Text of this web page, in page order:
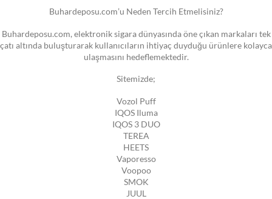
Buhardeposu.com’u Neden Tercih Etmelisiniz?
Buhardeposu.com, elektronik sigara dünyasında öne çıkan markaları tek
çatı altında buluşturarak kullanıcıların ihtiyaç duyduğu ürünlere kolayca
ulaşmasını hedeflemektedir.
Sitemizde;
Vozol Puff
IQOS Iluma
IQOS 3 DUO
TEREA
HEETS
Vaporesso
Voopoo
SMOK
JUUL